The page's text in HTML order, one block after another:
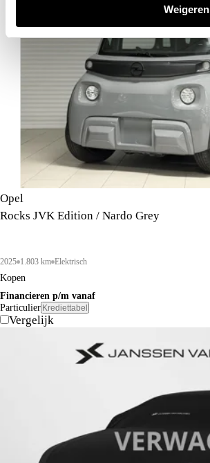
Weigeren
Opel
Rocks JVK Edition / Nardo Grey
2025 1.803 km Elektrisch
Kopen
Financieren p/m vanaf
Particulier Krediettabel
Vergelijk